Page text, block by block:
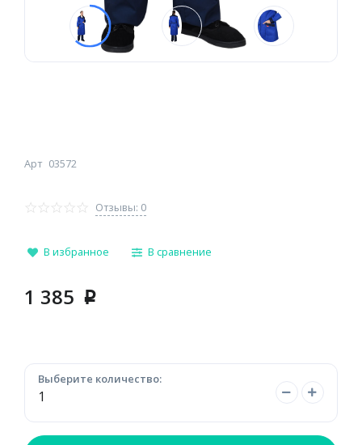
Арт 03572
Отзывы: 0
В избранное В сравнение
1 385 p
Выберите количество: